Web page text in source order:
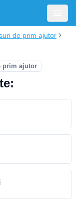
de prim ajutor
prim ajutor